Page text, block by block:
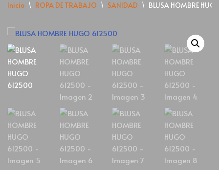
Inicio \ ROPA DE TRABAJO \ SANIDAD \ BLUSA HOMBRE